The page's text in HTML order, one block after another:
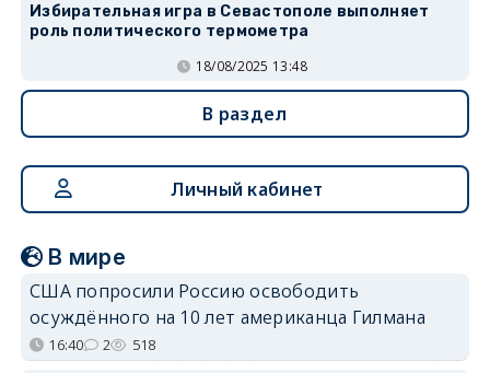
Избирательная игра в Севастополе выполняет
роль политического термометра
18/08/2025 13:48
В раздел
Личный кабинет
В мире
США попросили Россию освободить
осуждённого на 10 лет американца Гилмана
16:40 2 518